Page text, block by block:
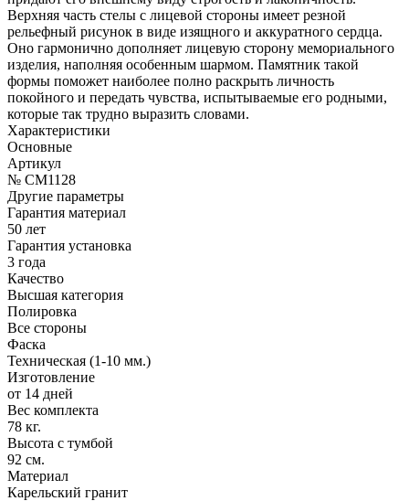
Верхняя часть стелы с лицевой стороны имеет резной
рельефный рисунок в виде изящного и аккуратного сердца.
Оно гармонично дополняет лицевую сторону мемориального
изделия, наполняя особенным шармом. Памятник такой
формы поможет наиболее полно раскрыть личность
покойного и передать чувства, испытываемые его родными,
которые так трудно выразить словами.
Характеристики
Основные
Артикул
№ CM1128
Другие параметры
Гарантия материал
50 лет
Гарантия установка
3 года
Качество
Высшая категория
Полировка
Все стороны
Фаска
Техническая (1-10 мм.)
Изготовление
от 14 дней
Вес комплекта
78 кг.
Высота с тумбой
92 см.
Материал
Карельский гранит